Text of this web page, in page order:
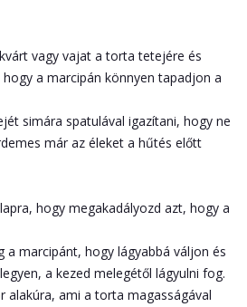
vagy vajat a torta tetejére és
a marcipán könnyen tapadjon a
simára spatulával igazítani, hogy ne
már az éleket a hűtés előtt
hogy megakadályozd azt, hogy a
a marcipánt, hogy lágyabbá váljon és
a kezed melegétől lágyulni fog.
alakúra, ami a torta magasságával